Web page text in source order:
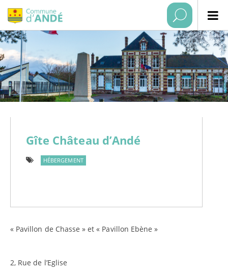
Gîte Château d’Andé
HÉBERGEMENT
« Pavillon de Chasse » et « Pavillon Ebène »
2, Rue de l’Eglise